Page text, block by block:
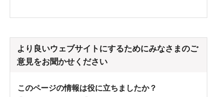
より良いウェブサイトにするためにみなさまのご
意見をお聞かせください
このページの情報は役に立ちましたか？